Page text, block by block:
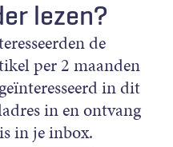
lezen?
de
per 2 maanden
in dit
in en ontvang
in je inbox.